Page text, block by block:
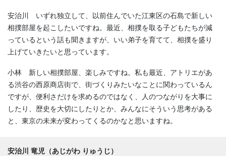
安治川 いずれ独立して、以前住んでいた江東区の石島で新しい
相撲部屋を起こしたいですね。最近、相撲を取る子どもたちが減
っているという話も聞きますが、いい弟子を育てて、相撲を盛り
上げていきたいと思っています。
小林 新しい相撲部屋、楽しみですね。私も最近、アトリエがあ
る渋谷の西原商店街で、街づくりみたいなことに関わっているん
ですが、便利さだけを求めるのではなく、人のつながりを大事に
したり、歴史を大切にしたりとか、みんなにそういう思考がある
と、東京の未来が変わってくるのかなと思いますね。
安治川 竜児（あじがわ りゅうじ）